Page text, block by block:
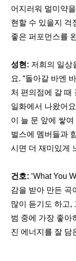
어지러워 멀미약
현할 수 있을지 걱
좋은 퍼포먼스를
성현: 저희의 일상
요. “돌아갈 바엔
처 편의점에 갈 때
일화에서 나왔어
이 늘 문 앞에 쌓
벌스에 멤버들과
시면 더 재미있게
건호: ‘What You
감을 받아 만든 곡
많이 듣기도 하고,
범 중에 가장 좋아
진 에너지를 잘 담